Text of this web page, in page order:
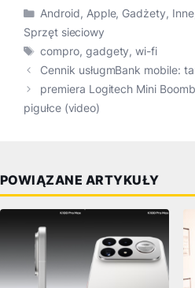
Kategorie
Android, Apple, Gadżety, Inne
Sprzęt sieciowy
Tagi
compro, gadgety,wi-fi
Cennik usługmBank mobile:
premiera Logitech Mini
pigułce (video)
POWIĄZANE ARTYKUŁY